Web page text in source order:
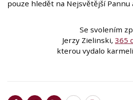
pouze hledět na Nejsvětější Pannu
Se svolením
Jerzy Zielinski, 365
kterou vydalo